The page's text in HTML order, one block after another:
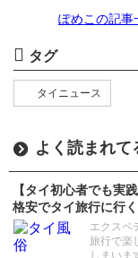
ぽめこの記事
タグ
タイニュース
よく読まれて
【タイ初心者でも実
格安でタイ旅行に行
エクスペ
旅行で楽
しまいま